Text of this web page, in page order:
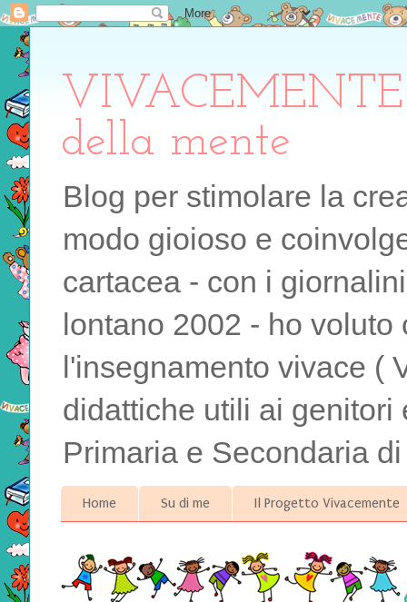
della mente
Blog per stimolare la
modo gioioso e
cartacea - con i
lontano 2002 - ho
l'insegnamento vivace (
didattiche utili ai
Primaria e Secondaria
Home Su di me Il Progetto Vivacemente